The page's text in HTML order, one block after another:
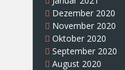
Dezember 2020
November 2020
Oktober 2020
September 2020
August 2020